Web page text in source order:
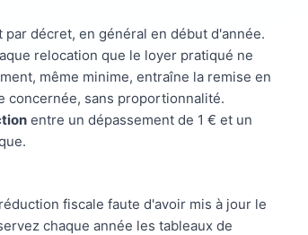
décret, en général en début d'année.
relocation que le loyer pratiqué ne
même minime, entraîne la remise en
concernée, sans proportionnalité.
entre un dépassement de 1 € et un
fiscale faute d'avoir mis à jour le
chaque année les tableaux de